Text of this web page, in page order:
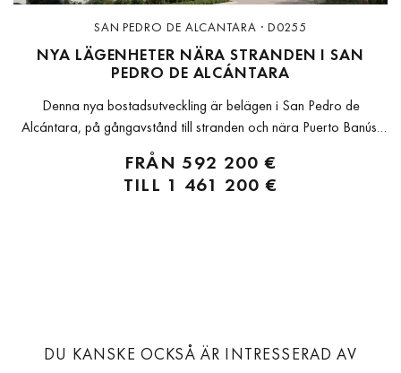
SAN PEDRO DE ALCANTARA · D0255
NYA LÄGENHETER NÄRA STRANDEN I SAN
PEDRO DE ALCÁNTARA
Denna nya bostadsutveckling är belägen i San Pedro de
Alcántara, på gångavstånd till stranden och nära Puerto Banús.
Projektet erbjuder lägenheter med 1, 2 och 3 sovrum i ett
välanslutet område i Marbella, omgivet av restauranger, butiker,
skolor och vardagliga...
FRÅN 592 200 €
TILL 1 461 200 €
DU KANSKE OCKSÅ ÄR INTRESSERAD AV